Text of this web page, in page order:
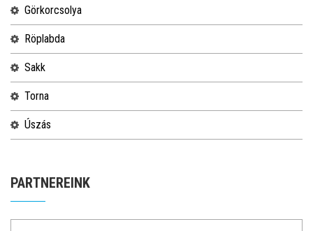
görkorcsolya
röplabda
sakk
torna
úszás
PARTNEREINK